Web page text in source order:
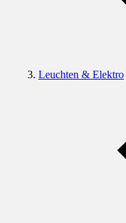
Leuchten & Elektro